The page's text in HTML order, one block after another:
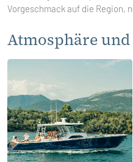
Vorgeschmack auf die Region,
Atmosphäre